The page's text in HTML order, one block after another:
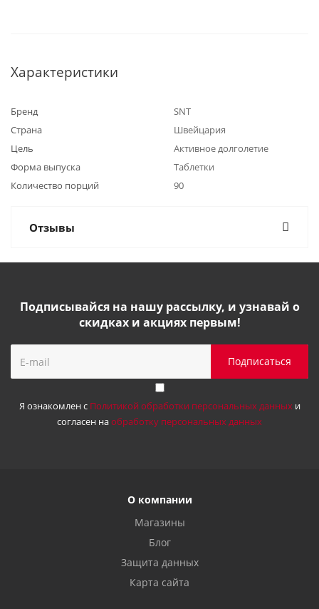
Характеристики
Бренд
SNT
Страна
Швейцария
Цель
Активное долголетие
Форма выпуска
Таблетки
Количество порций
90
Отзывы
Подписывайся на нашу рассылку, и узнавай о
скидках и акциях первым!
Я ознакомлен с Политикой обработки персональных данныхи
согласен наобработку персональных данных
О компании
Магазины
Блог
Защита данных
Карта сайта